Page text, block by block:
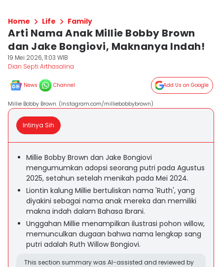
Home Life Family
Arti Nama Anak Millie Bobby Brown
dan Jake Bongiovi, Maknanya Indah!
19 Mei 2026, 11:03 WIB
Dian Septi Arthasalina
News Channel Add Us on Google
Millie Bobby Brown. (Instagram.com/milliebobbybrown)
Intinya Sih
Millie Bobby Brown dan Jake Bongiovi
mengumumkan adopsi seorang putri pada Agustus
2025, setahun setelah menikah pada Mei 2024.
Liontin kalung Millie bertuliskan nama 'Ruth', yang
diyakini sebagai nama anak mereka dan memiliki
makna indah dalam Bahasa Ibrani.
Unggahan Millie menampilkan ilustrasi pohon willow,
memunculkan dugaan bahwa nama lengkap sang
putri adalah Ruth Willow Bongiovi.
This section summary was AI-assisted and reviewed by